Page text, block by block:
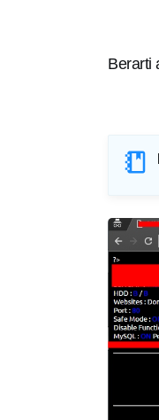
Berarti